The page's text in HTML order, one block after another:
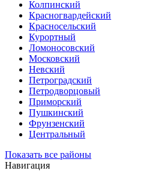
Колпинский
Красногвардейский
Красносельский
Курортный
Ломоносовский
Московский
Невский
Петроградский
Петродворцовый
Приморский
Пушкинский
Фрунзенский
Центральный
Показать все районы
Навигация